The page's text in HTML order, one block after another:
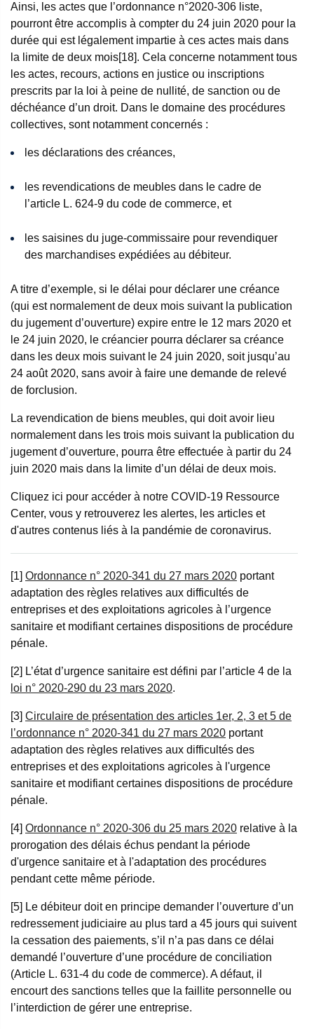
Ainsi, les actes que l’ordonnance n°2020-306 liste,
pourront être accomplis à compter du 24 juin 2020 pour la
durée qui est légalement impartie à ces actes mais dans
la limite de deux mois[18]. Cela concerne notamment tous
les actes, recours, actions en justice ou inscriptions
prescrits par la loi à peine de nullité, de sanction ou de
déchéance d’un droit. Dans le domaine des procédures
collectives, sont notamment concernés :
les déclarations des créances,
les revendications de meubles dans le cadre de
l’article L. 624-9 du code de commerce, et
les saisines du juge-commissaire pour revendiquer
des marchandises expédiées au débiteur.
A titre d’exemple, si le délai pour déclarer une créance
(qui est normalement de deux mois suivant la publication
du jugement d’ouverture) expire entre le 12 mars 2020 et
le 24 juin 2020, le créancier pourra déclarer sa créance
dans les deux mois suivant le 24 juin 2020, soit jusqu’au
24 août 2020, sans avoir à faire une demande de relevé
de forclusion.
La revendication de biens meubles, qui doit avoir lieu
normalement dans les trois mois suivant la publication du
jugement d’ouverture, pourra être effectuée à partir du 24
juin 2020 mais dans la limite d’un délai de deux mois.
Cliquez ici pour accéder à notre COVID-19 Ressource
Center, vous y retrouverez les alertes, les articles et
d'autres contenus liés à la pandémie de coronavirus.
[1] Ordonnance n° 2020-341 du 27 mars 2020 portant
adaptation des règles relatives aux difficultés de
entreprises et des exploitations agricoles à l’urgence
sanitaire et modifiant certaines dispositions de procédure
pénale.
[2] L’état d’urgence sanitaire est défini par l’article 4 de la
loi n° 2020-290 du 23 mars 2020.
[3] Circulaire de présentation des articles 1er, 2, 3 et 5 de
l’ordonnance n° 2020-341 du 27 mars 2020 portant
adaptation des règles relatives aux difficultés des
entreprises et des exploitations agricoles à l'urgence
sanitaire et modifiant certaines dispositions de procédure
pénale.
[4] Ordonnance n° 2020-306 du 25 mars 2020 relative à la
prorogation des délais échus pendant la période
d'urgence sanitaire et à l'adaptation des procédures
pendant cette même période.
[5] Le débiteur doit en principe demander l’ouverture d’un
redressement judiciaire au plus tard a 45 jours qui suivent
la cessation des paiements, s’il n’a pas dans ce délai
demandé l’ouverture d’une procédure de conciliation
(Article L. 631-4 du code de commerce). A défaut, il
encourt des sanctions telles que la faillite personnelle ou
l’interdiction de gérer une entreprise.